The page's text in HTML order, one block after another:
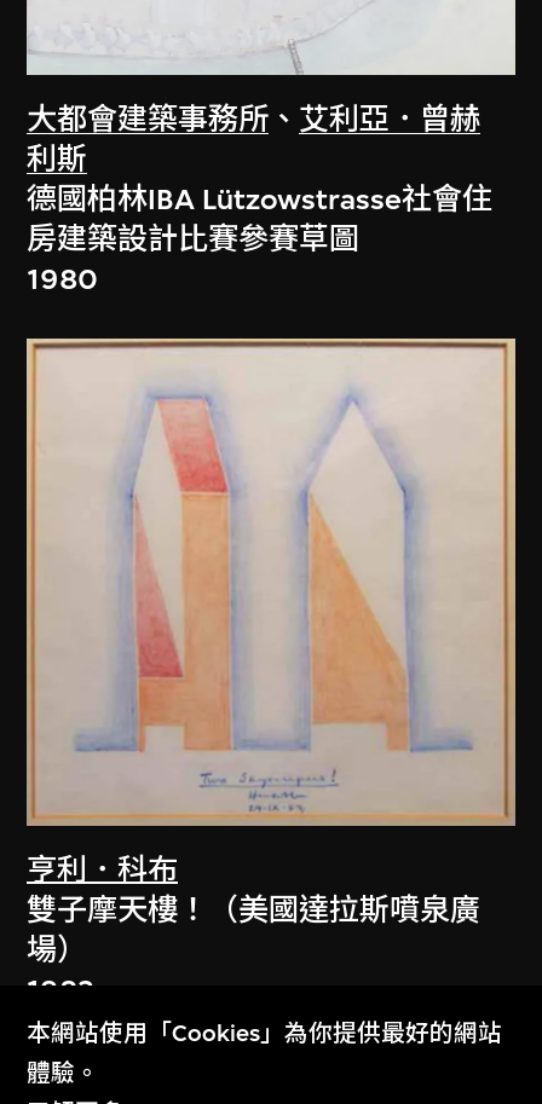
大都會建築事務所 、 艾利亞．曾赫
利斯
德國柏林IBA Lützowstrasse社會住
房建築設計比賽參賽草圖
1980
亨利．科布
雙子摩天樓！（美國達拉斯噴泉廣
場）
1983
本網站使用「Cookies」為你提供最好的網站
體驗。